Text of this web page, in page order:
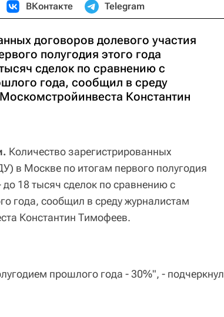
ВКонтакте Telegram
договоров долевого участия
полугодия этого года
сделок по сравнению с
года, сообщил в среду
Константин
Количество зарегистрированных
в Москве по итогам первого полугодия
до 18 тысяч сделок по сравнению с
года, сообщил в среду журналистам
Константин Тимофеев.
прошлого года - 30%", - подчеркнул